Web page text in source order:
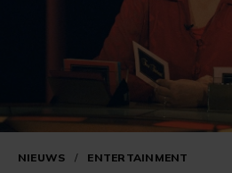
NIEUWS / ENTERTAINMENT